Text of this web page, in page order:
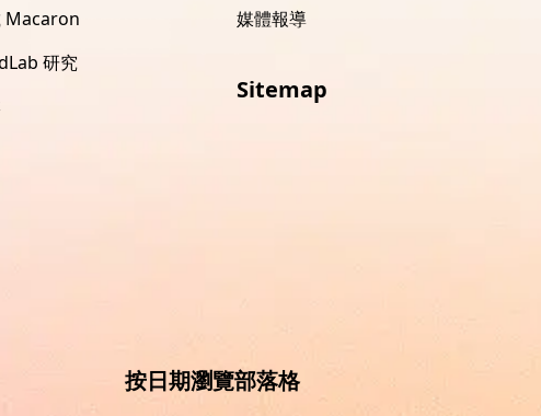
Macaron
研究
媒體報導
Sitemap
按日期瀏覽部落格